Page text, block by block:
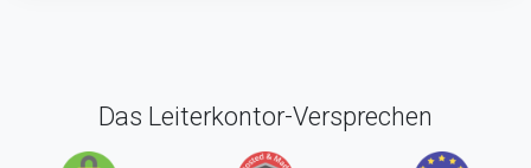
Das Leiterkontor-Versprechen